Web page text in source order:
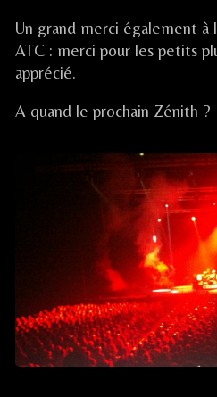
Un grand merci également à
ATC : merci pour les petits
apprécié.
A quand le prochain Zénith ?